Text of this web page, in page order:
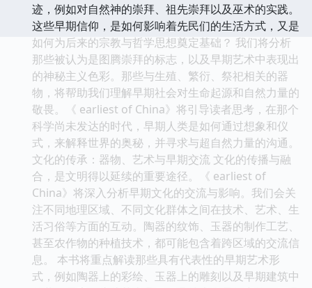
迹，例如对自然神的崇拜、祖先崇拜以及巫术的实践。
这些早期信仰，是如何影响着先民们的生活方式，又是
如何为后来的宗教与哲学思想奠定基础？ 我们将分析
那些被认为是图腾崇拜的标志，以及早期艺术中表现出
的神秘主义色彩。那些与生殖、繁衍、祭祀相关的器
物，将帮助我们理解早期社会对生命起源和自然力量的
敬畏。《 earliest of China》将引导读者思考，在那个
科学尚未发达的时代，早期人类是如何通过想象和仪
式，来解释世界的奥秘，并寻求与超自然力量的沟通。
文化的传承：器物、艺术与早期交流 文化的传播与融
合，是文明得以延续的重要途径。《 earliest of
China》将深入分析早期文化的交流与影响。我们会关
注不同地理区域、不同文化群体之间在技术、艺术、生
活习俗等方面的互动。陶器的纹饰、玉器的制作工艺、
甚至农作物的种植技术，都可能包含着跨区域的交流信
息。 本书将重点解读那些具有代表性的早期艺术形
式，例如陶器上的彩绘、玉器上的雕刻以及早期建筑中